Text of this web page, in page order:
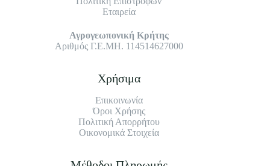
Εταιρεία
Αγρογεωπονική Κρήτης
Αριθμός Γ.Ε.ΜΗ. 114514627000
Χρήσιμα
Επικοινωνία
Όροι Χρήσης
Πολιτική Απορρήτου
Οικονομικά Στοιχεία